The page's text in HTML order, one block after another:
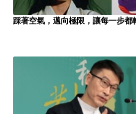
踩著空氣，邁向極限，讓每一步都